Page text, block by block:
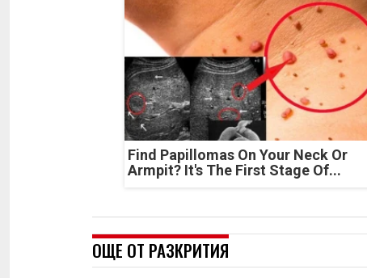
Find Papillomas On Your Neck Or
Armpit? It's The First Stage Of...
ОЩЕ ОТ РАЗКРИТИЯ